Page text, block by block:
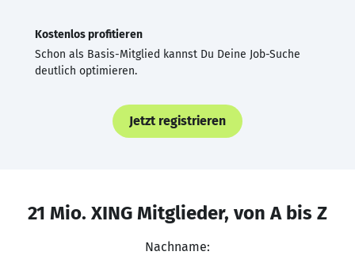
Kostenlos profitieren
Schon als Basis-Mitglied kannst Du Deine Job-Suche
deutlich optimieren.
Jetzt registrieren
21 Mio. XING Mitglieder, von A bis Z
Nachname: